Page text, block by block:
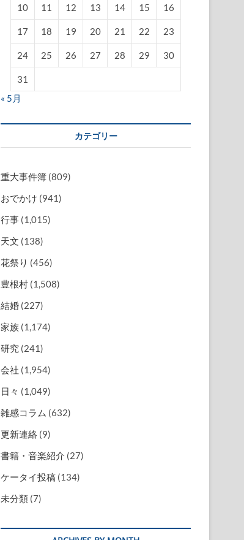
10 11 12 13 14 15 16
17 18 19 20 21 22 23
24 25 26 27 28 29 30
31
« 5月
カテゴリー
重大事件簿 (809)
おでかけ (941)
行事 (1,015)
天文 (138)
花祭り (456)
豊根村 (1,508)
結婚 (227)
家族 (1,174)
研究 (241)
会社 (1,954)
日々 (1,049)
雑感コラム (632)
更新連絡 (9)
書籍・音楽紹介 (27)
ケータイ投稿 (134)
未分類 (7)